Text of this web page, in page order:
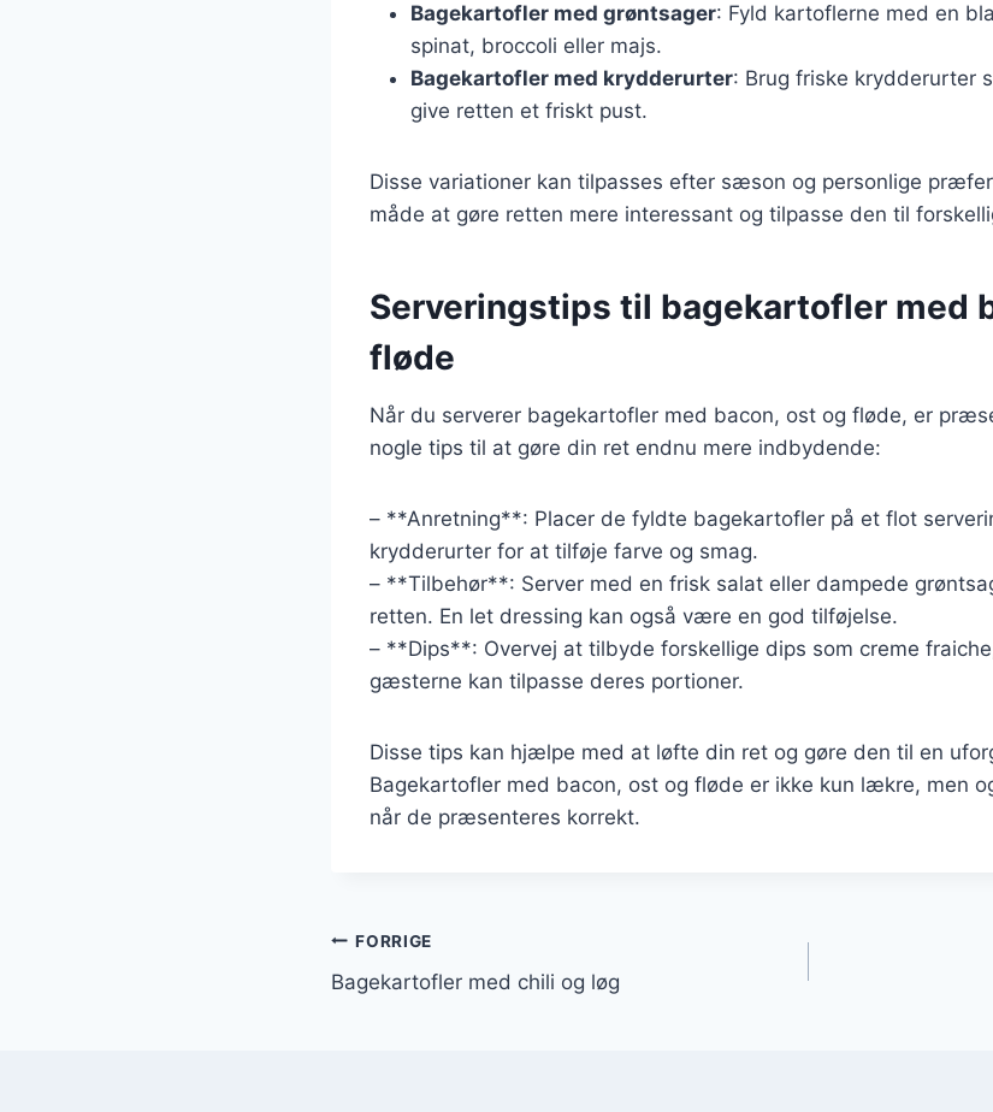
Bagekartofler med grøntsager: Fyld kartoflerne med en
spinat, broccoli eller majs.
Bagekartofler med krydderurter: Brug friske krydderurter
give retten et friskt pust.
Disse variationer kan tilpasses efter sæson og personlige
måde at gøre retten mere interessant og tilpasse den til
Serveringstips til bagekartofler med
fløde
Når du serverer bagekartofler med bacon, ost og fløde, er
nogle tips til at gøre din ret endnu mere indbydende:
– **Anretning**: Placer de fyldte bagekartofler på et flot
krydderurter for at tilføje farve og smag.
– **Tilbehør**: Server med en frisk salat eller dampede
retten. En let dressing kan også være en god tilføjelse.
– **Dips**: Overvej at tilbyde forskellige dips som creme
gæsterne kan tilpasse deres portioner.
Disse tips kan hjælpe med at løfte din ret og gøre den til en
Bagekartofler med bacon, ost og fløde er ikke kun lækre, men
når de præsenteres korrekt.
Indlægsnavigation
FORRIGE
Bagekartofler med chili og løg